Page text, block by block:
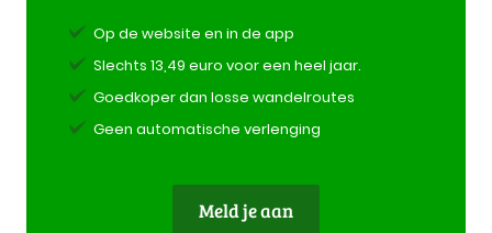
Op de website en in de app
Slechts 13,49 euro voor een heel jaar.
Goedkoper dan losse wandelroutes
Geen automatische verlenging
Meld je aan